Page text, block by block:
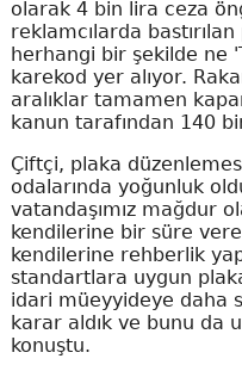
olarak 4 bin lira ceza
reklamcılarda
herhangi bir şekilde ne
karekod yer alıyor.
aralıklar tamamen
kanun tarafından 140
Çiftçi, plaka
odalarında yoğunluk
vatandaşımız mağdur
kendilerine bir süre
kendilerine rehberlik
standartlara uygun
idari müeyyideye daha
karar aldık ve bunu da
konuştu.